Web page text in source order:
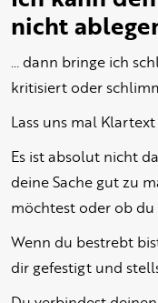
nicht
… dann bringe ich
kritisiert oder
Lass uns mal
Es ist absolut nicht
deine Sache gut zu
möchtest oder ob
Wenn du bestrebt
dir gefestigt und